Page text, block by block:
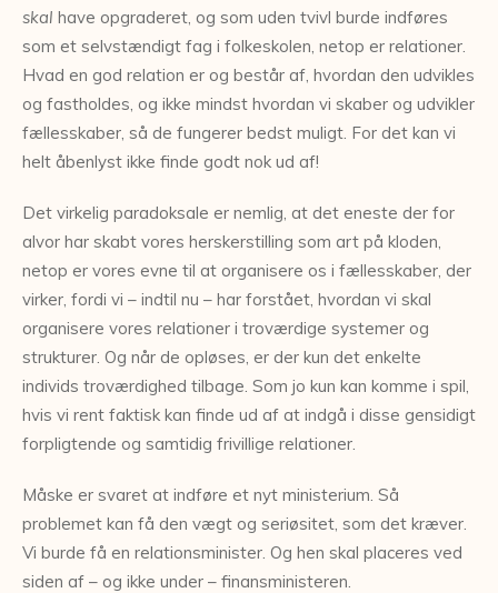
skal have opgraderet, og som uden tvivl burde indføres
som et selvstændigt fag i folkeskolen, netop er relationer.
Hvad en god relation er og består af, hvordan den udvikles
og fastholdes, og ikke mindst hvordan vi skaber og udvikler
fællesskaber, så de fungerer bedst muligt. For det kan vi
helt åbenlyst ikke finde godt nok ud af!
Det virkelig paradoksale er nemlig, at det eneste der for
alvor har skabt vores herskerstilling som art på kloden,
netop er vores evne til at organisere os i fællesskaber, der
virker, fordi vi – indtil nu – har forstået, hvordan vi skal
organisere vores relationer i troværdige systemer og
strukturer. Og når de opløses, er der kun det enkelte
individs troværdighed tilbage. Som jo kun kan komme i spil,
hvis vi rent faktisk kan finde ud af at indgå i disse gensidigt
forpligtende og samtidig frivillige relationer.
Måske er svaret at indføre et nyt ministerium. Så
problemet kan få den vægt og seriøsitet, som det kræver.
Vi burde få en relationsminister. Og hen skal placeres ved
siden af – og ikke under – finansministeren.